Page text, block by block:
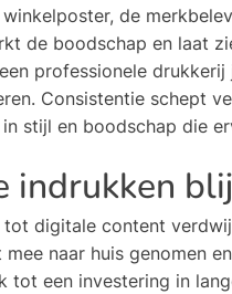
de
de boodschap en laat
professionele drukkerij
Consistentie schept
in stijl en boodschap die
indrukken
tot digitale content
naar huis genomen
tot een investering in